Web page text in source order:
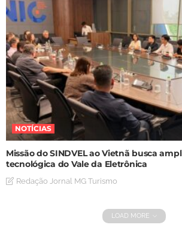
NOTÍCIAS
Missão do SINDVEL ao Vietnã busca
tecnológica do Vale da Eletrônica
Redação Jornal MG Turismo
LOAD MORE